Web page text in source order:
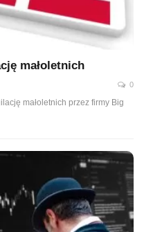
małoletnich
0
małoletnich przez firmy Big